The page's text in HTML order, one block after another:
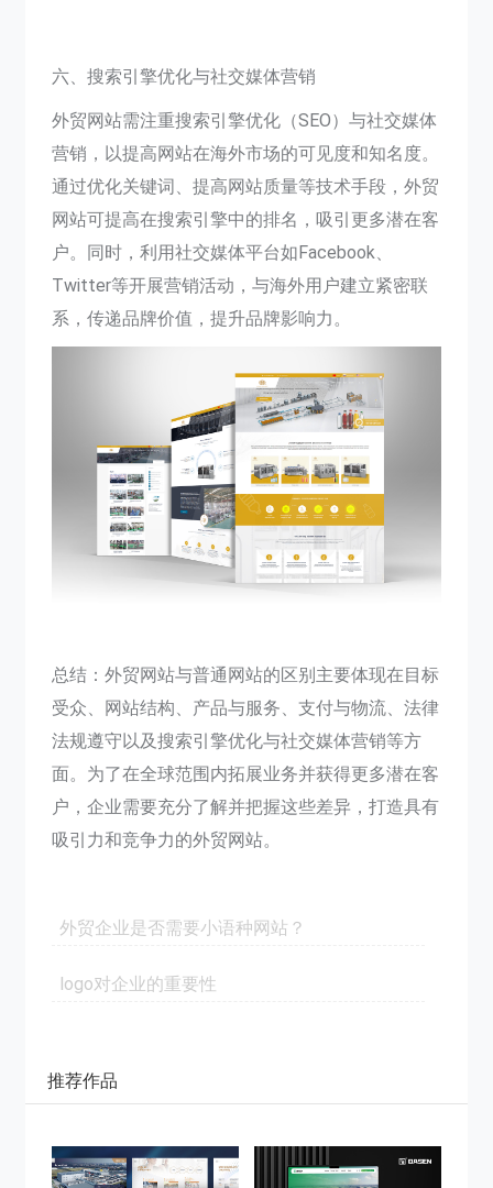
六、搜索引擎优化与社交媒体营销
外贸网站需注重搜索引擎优化（SEO）与社交媒体
营销，以提高网站在海外市场的可见度和知名度。
通过优化关键词、提高网站质量等技术手段，外贸
网站可提高在搜索引擎中的排名，吸引更多潜在客
户。同时，利用社交媒体平台如Facebook、
Twitter等开展营销活动，与海外用户建立紧密联
系，传递品牌价值，提升品牌影响力。
总结：外贸网站与普通网站的区别主要体现在目标
受众、网站结构、产品与服务、支付与物流、法律
法规遵守以及搜索引擎优化与社交媒体营销等方
面。为了在全球范围内拓展业务并获得更多潜在客
户，企业需要充分了解并把握这些差异，打造具有
吸引力和竞争力的外贸网站。
外贸企业是否需要小语种网站？
logo对企业的重要性
推荐作品